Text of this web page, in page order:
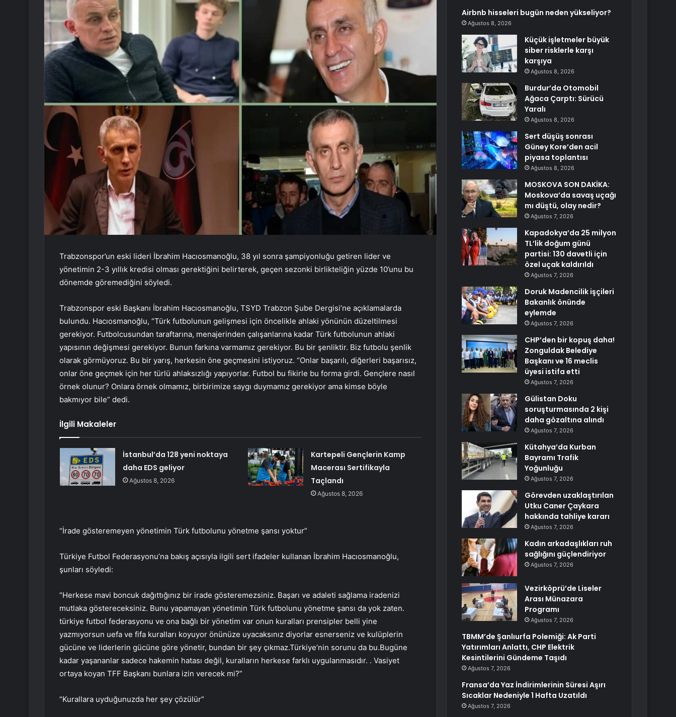
Trabzonspor’un eski lideri İbrahim Hacıosmanoğlu, 38 yıl sonra şampiyonluğu getiren lider ve
yönetimin 2-3 yıllık kredisi olması gerektiğini belirterek, geçen sezonki birlikteliğin yüzde 10’unu bu
dönemde göremediğini söyledi.
Trabzonspor eski Başkanı İbrahim Hacıosmanoğlu, TSYD Trabzon Şube Dergisi’ne açıklamalarda
bulundu. Hacıosmanoğlu, “Türk futbolunun gelişmesi için öncelikle ahlaki yönünün düzeltilmesi
gerekiyor. Futbolcusundan taraftarına, menajerinden çalışanlarına kadar Türk futbolunun ahlaki
yapısının değişmesi gerekiyor. Bunun farkına varmamız gerekiyor. Bu bir şenliktir. Biz futbolu şenlik
olarak görmüyoruz. Bu bir yarış, herkesin öne geçmesini istiyoruz. “Onlar başarılı, diğerleri başarısız,
onlar öne geçmek için her türlü ahlaksızlığı yapıyorlar. Futbol bu fikirle bu forma girdi. Gençlere nasıl
örnek olunur? Onlara örnek olmamız, birbirimize saygı duymamız gerekiyor ama kimse böyle
bakmıyor bile” dedi.
İlgili Makaleler
İstanbul’da 128 yeni noktaya
daha EDS geliyor
Ağustos 8, 2026
Kartepeli Gençlerin Kamp
Macerası Sertifikayla
Taçlandı
Ağustos 8, 2026
“İrade gösteremeyen yönetimin Türk futbolunu yönetme şansı yoktur”
Türkiye Futbol Federasyonu’na bakış açısıyla ilgili sert ifadeler kullanan İbrahim Hacıosmanoğlu,
şunları söyledi:
“Herkese mavi boncuk dağıttığınız bir irade gösteremezsiniz. Başarı ve adaleti sağlama iradenizi
mutlaka göstereceksiniz. Bunu yapamayan yönetimin Türk futbolunu yönetme şansı da yok zaten.
türkiye futbol federasyonu ve ona bağlı bir yönetim var onun kuralları prensipler belli yine
yazmıyorsun uefa ve fifa kuralları koyuyor önünüze uyacaksınız diyorlar esnerseniz ve kulüplerin
gücüne ve liderlerin gücüne göre yönetir, bundan bir şey çıkmaz.Türkiye’nin sorunu da bu.Bugüne
kadar yaşananlar sadece hakemin hatası değil, kuralların herkese farklı uygulanmasıdır. . Vasiyet
ortaya koyan TFF Başkanı bunlara izin verecek mi?”
“Kurallara uyduğunuzda her şey çözülür”
Airbnb hisseleri bugün neden yükseliyor?
Ağustos 8, 2026
Küçük işletmeler büyük
siber risklerle karşı
karşıya
Ağustos 8, 2026
Burdur’da Otomobil
Ağaca Çarptı: Sürücü
Yaralı
Ağustos 8, 2026
Sert düşüş sonrası
Güney Kore’den acil
piyasa toplantısı
Ağustos 8, 2026
MOSKOVA SON DAKİKA:
Moskova’da savaş uçağı
mı düştü, olay nedir?
Ağustos 7, 2026
Kapadokya’da 25 milyon
TL’lik doğum günü
partisi: 130 davetli için
özel uçak kaldırıldı
Ağustos 7, 2026
Doruk Madencilik işçileri
Bakanlık önünde
eylemde
Ağustos 7, 2026
CHP’den bir kopuş daha!
Zonguldak Belediye
Başkanı ve 16 meclis
üyesi istifa etti
Ağustos 7, 2026
Gülistan Doku
soruşturmasında 2 kişi
daha gözaltına alındı
Ağustos 7, 2026
Kütahya’da Kurban
Bayramı Trafik
Yoğunluğu
Ağustos 7, 2026
Görevden uzaklaştırılan
Utku Caner Çaykara
hakkında tahliye kararı
Ağustos 7, 2026
Kadın arkadaşlıkları ruh
sağlığını güçlendiriyor
Ağustos 7, 2026
Vezirköprü’de Liseler
Arası Münazara
Programı
Ağustos 7, 2026
TBMM’de Şanlıurfa Polemiği: Ak Parti
Yatırımları Anlattı, CHP Elektrik
Kesintilerini Gündeme Taşıdı
Ağustos 7, 2026
Fransa’da Yaz İndirimlerinin Süresi Aşırı
Sıcaklar Nedeniyle 1 Hafta Uzatıldı
Ağustos 7, 2026